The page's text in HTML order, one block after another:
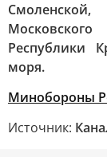
Республики
моря.
Минобороны
Источник: